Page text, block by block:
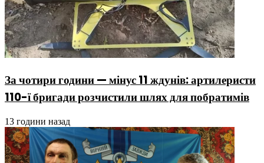
За чотири години — мінус 11 ждунів: артилеристи
110-ї бригади розчистили шлях для побратимів
13 години назад